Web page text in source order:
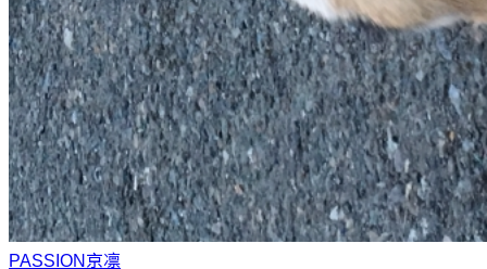
PASSION 京凛